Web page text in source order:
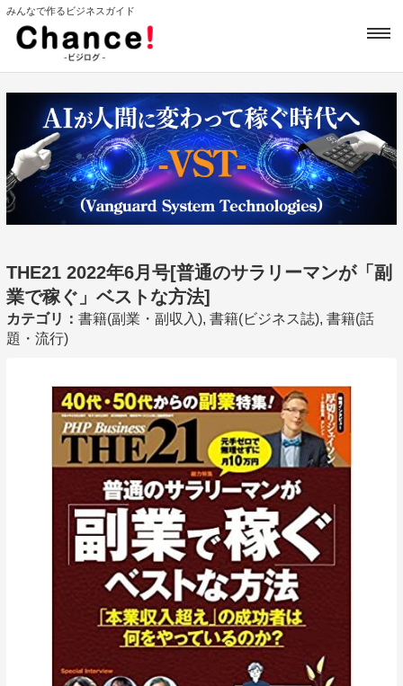
みんなで作るビジネスガイド
THE21 2022年6月号[普通のサラリーマンが「副
業で稼ぐ」ベストな方法]
カテゴリ： 書籍(副業・副収入), 書籍(ビジネス誌), 書籍(話
題・流行)